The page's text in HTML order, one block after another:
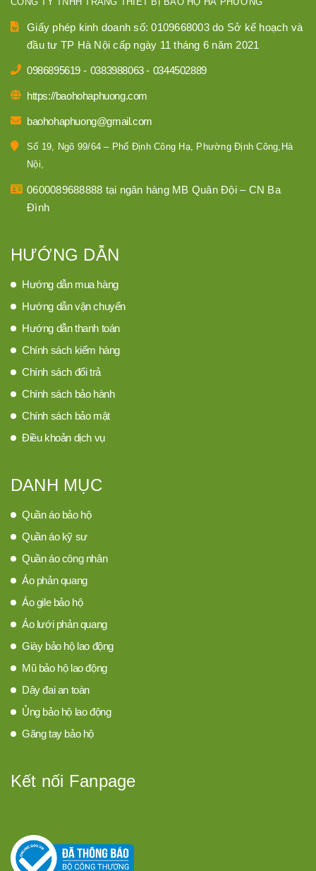
Giấy phép kinh doanh số: 0109668003 do Sở kế hoạch và
đầu tư TP Hà Nội cấp ngày 11 tháng 6 năm 2021
0986895619 - 0383988063- 0344502889
https://baohohaphuong.com
baohohaphuong@gmail.com
Số 19, Ngõ 99/64 – Phố Định Công Hạ, Phường Định Công,Hà
Nội,
0600089688888 tại ngân hàng MB Quân Đội – CN Ba
Đình
HƯỚNG DẪN
Hướng dẫn mua hàng
Hướng dẫn vận chuyển
Hướng dẫn thanh toán
Chính sách kiểm hàng
Chính sách đổi trả
Chính sách bảo hành
Chính sách bảo mật
Điều khoản dịch vụ
DANH MỤC
Quần áo bảo hộ
Quần áo kỹ sư
Quần áo công nhân
Áo phản quang
Áo gile bảo hộ
Áo lưới phản quang
Giày bảo hộ lao động
Mũ bảo hộ lao động
Dây đai an toàn
Ủng bảo hộ lao động
Găng tay bảo hộ
Kết nối Fanpage